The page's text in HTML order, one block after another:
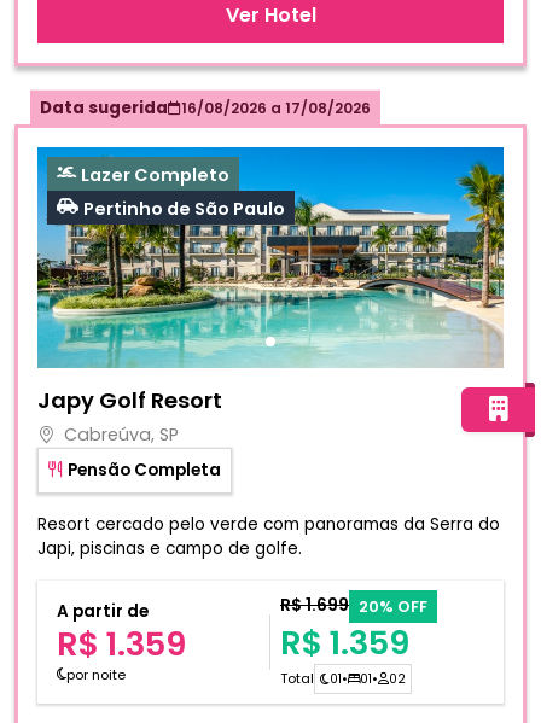
Ver Hotel
Data sugerida 16/08/2026 a 17/08/2026
Lazer Completo
Pertinho de São Paulo
Japy Golf Resort
Cabreúva, SP
Pensão Completa
Resort cercado pelo verde com panoramas da Serra do
Japi, piscinas e campo de golfe.
A partir de
R$ 1.359
por noite
R$ 1.699 20% OFF
R$ 1.359
Total 01• 01• 02